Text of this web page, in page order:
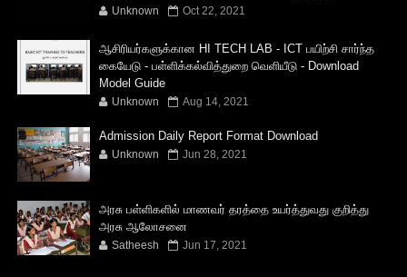
Unknown Oct 22, 2021
ஆசிரியர்களுக்கான HI TECH LAB - ICT பயிற்சி சார்ந்த
கையேடு - பள்ளிக்கல்வித்துறை வெளியீடு - Download
Model Guide
Unknown Aug 14, 2021
Admission Daily Report Format Download
Unknown Jun 28, 2021
அரசு பள்ளிகளில் மாணவர் தரத்தை உயர்த்துவது குறித்து
அரசு ஆலோசனை
Satheesh Jun 17, 2021